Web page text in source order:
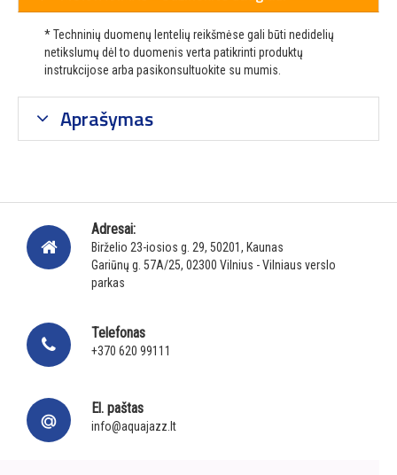
* Techninių duomenų lentelių reikšmėse gali būti nedidelių
netikslumų dėl to duomenis verta patikrinti produktų
instrukcijose arba pasikonsultuokite su mumis.
Aprašymas
Adresai:
Birželio 23-iosios g. 29, 50201, Kaunas
Gariūnų g. 57A/25, 02300 Vilnius - Vilniaus verslo
parkas
Telefonas
+370 620 99111
El. paštas
info@aquajazz.lt